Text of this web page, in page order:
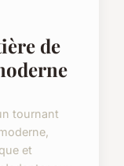
de
tournant
et